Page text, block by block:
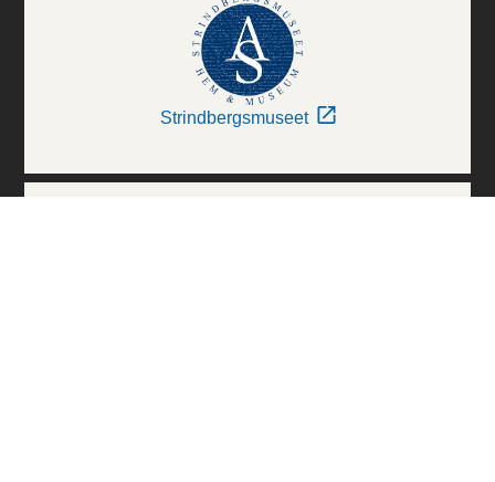
Strindbergsmuseet